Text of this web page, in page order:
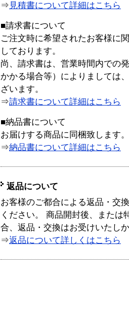
⇒ 見積書について詳細はこちら
■請求書について
ご注文時に希望されたお客様に
しております。
尚、請求書は、営業時間内での
かかる場合等）によりましては
ざいます。
⇒請求書について詳細はこちら
■納品書について
お届けする商品に同梱致します。
⇒納品書について詳細はこちら
返品について
お客様のご都合による返品・交
ください。 商品開封後、または
合、返品・交換はお受けいたし
⇒返品について詳しくはこちら